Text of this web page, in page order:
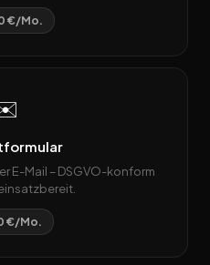
€/Mo.
E-Mail – DSGVO-konform
€/Mo.